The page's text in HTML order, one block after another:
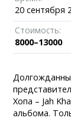
20 сентября
Стоимость:
8000–13000
Хопа – Jah
альбома.